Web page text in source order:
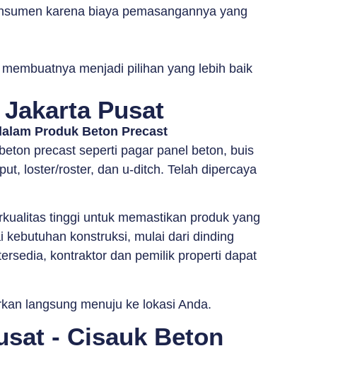
karena biaya pemasangannya yang
menjadi pilihan yang lebih baik
Pusat
Produk Beton Precast
precast seperti pagar panel beton, buis
loster/roster, dan u-ditch. Telah dipercaya
tinggi untuk memastikan produk yang
konstruksi, mulai dari dinding
kontraktor dan pemilik properti dapat
langsung menuju ke lokasi Anda.
- Cisauk Beton